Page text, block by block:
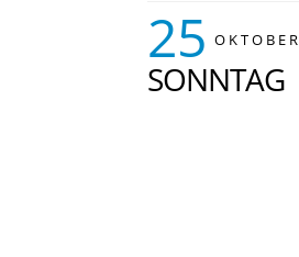
25 OKTOBER
SONNTAG